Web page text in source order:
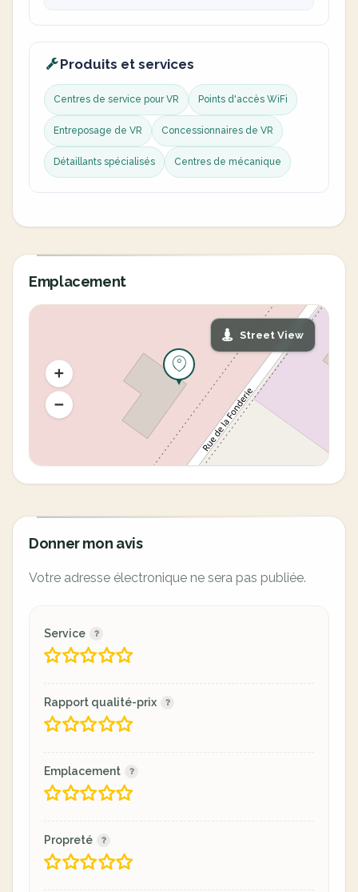
Produits et services
Centres de service pour VR Points d'accès WiFi
Entreposage de VR Concessionnaires de VR
Détaillants spécialisés Centres de mécanique
Emplacement
Street View
Donner mon avis
Votre adresse électronique ne sera pas publiée.
Service
Rapport qualité-prix
Emplacement
Propreté